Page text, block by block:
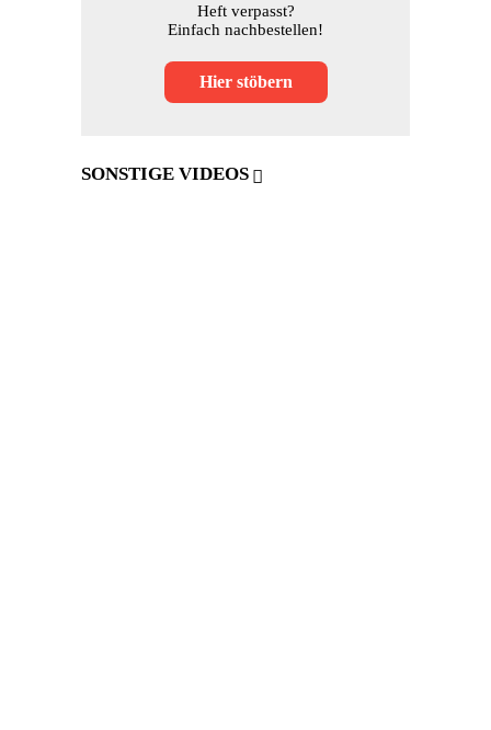
Heft verpasst?
Einfach nachbestellen!
Hier stöbern
SONSTIGE VIDEOS